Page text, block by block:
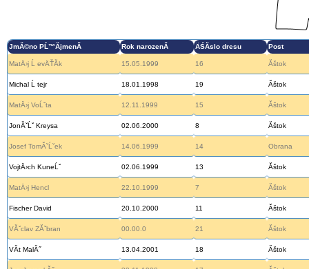
JmĂ©no PĹ™Ă­jmenĂ­ Rok narozenĂ­ ÄŚĂ­slo dresu Post
MatÄ›j Ĺ evÄŤĂ­k 15.05.1999 16 Ăštok
Michal Ĺ tejr 18.01.1998 19 Ăštok
MatÄ›j VoĹˇta 12.11.1999 15 Ăštok
JonĂˇĹˇ Kreysa 02.06.2000 8 Ăštok
Josef TomĂˇĹˇek 14.06.1999 14 Obrana
VojtÄ›ch KuneĹˇ 02.06.1999 13 Ăštok
MatÄ›j Hencl 22.10.1999 7 Ăštok
Fischer David 20.10.2000 11 Ăštok
VĂˇclav ZĂˇbran 00.00.0 21 Ăštok
VĂ­t MalĂ˝ 13.04.2001 18 Ăštok